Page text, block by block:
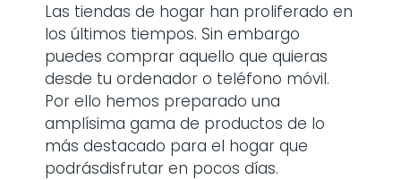
Las tiendas de hogar han proliferado en
los últimos tiempos. Sin embargo
puedes comprar aquello que quieras
desde tu ordenador o teléfono móvil.
Por ello hemos preparado una
amplísima gama de productos de lo
más destacado para el hogar que
podrásdisfrutar en pocos días.